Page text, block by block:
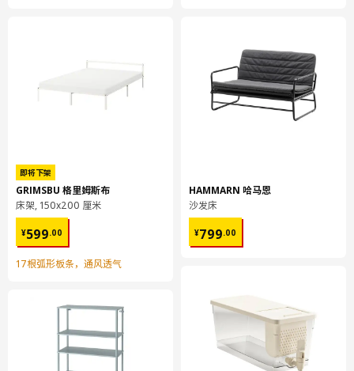
包装数量
保养说明
必要的话，用软布蘸水和中性洗涤剂或皂液擦拭干净。
用干净布块擦干
环境和材料
即将下架
GRIMSBU 格里姆斯布
床架, 150x200 厘米
¥599.00
¥ 599.00
17根弧形板条，通风透气
HAMMARN 哈马恩
沙发床
¥799.00
¥ 799.00